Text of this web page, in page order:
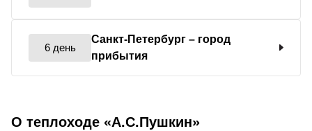
6 день
Санкт-Петербург – город
прибытия
О теплоходе «А.С.Пушкин»